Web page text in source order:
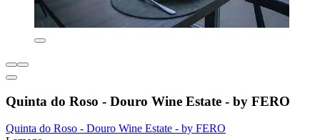
Quinta do Roso - Douro Wine Estate - by FERO
Quinta do Roso - Douro Wine Estate - by FERO